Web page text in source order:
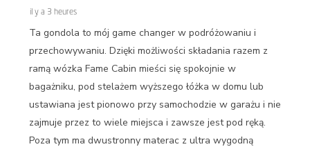
il y a 3 heures
Ta gondola to mój game changer w podróżowaniu i
przechowywaniu. Dzięki możliwości składania razem z
ramą wózka Fame Cabin mieści się spokojnie w
bagażniku, pod stelażem wyższego łóżka w domu lub
ustawiana jest pionowo przy samochodzie w garażu i nie
zajmuje przez to wiele miejsca i zawsze jest pod ręką.
Poza tym ma dwustronny materac z ultra wygodną